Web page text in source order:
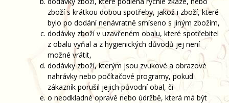
zboží s krátkou dobou spotřeby, jakož i zboží, které
bylo po dodání nenávratně smíseno s jiným zbožím,
dodávky zboží v uzavřeném obalu, které spotřebitel
z obalu vyňal a z hygienických důvodů jej není
možné vrátit,
dodávky zboží, kterým jsou zvukové a obrazové
nahrávky nebo počítačové programy, pokud
zákazník porušil jejich původní obal, či
o neodkladné opravě nebo údržbě, která má být